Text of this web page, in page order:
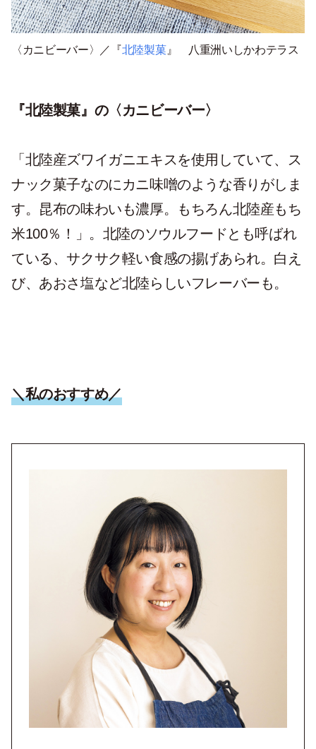
〈カニビーバー〉／『北陸製菓』 八重洲いしかわテラス
『北陸製菓』の〈カニビーバー〉
「北陸産ズワイガニエキスを使用していて、ス
ナック菓子なのにカニ味噌のような香りがしま
す。昆布の味わいも濃厚。もちろん北陸産もち
米100％！」。北陸のソウルフードとも呼ばれ
ている、サクサク軽い食感の揚げあられ。白え
び、あおさ塩など北陸らしいフレーバーも。
＼私のおすすめ／